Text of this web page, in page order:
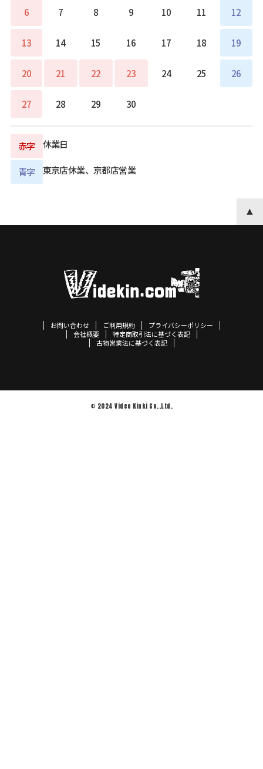
6 7 8 9 10 11 12
13 14 15 16 17 18 19
20 21 22 23 24 25 26
27 28 29 30
赤字 休業日
青字 東京店休業、京都店営業
お問い合わせ ご利用規約
プライバシーポリシー
会社概要
特定商取引法に基づく表記
古物営業法に基づく表記
© 2024 Video Kinki Co.,Ltd.